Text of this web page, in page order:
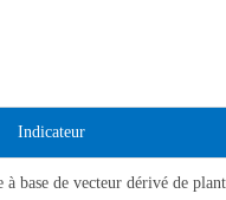
Indicateur
base de vecteur dérivé de